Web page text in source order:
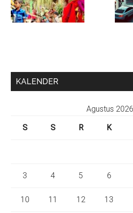
KALENDER
Agustus 2026
S
S R K
3 4 5 6
10 11 12 13